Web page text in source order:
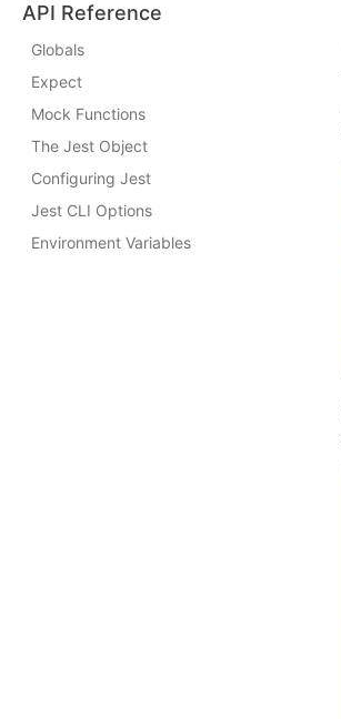
API Reference
Globals
Expect
Mock Functions
The Jest Object
Configuring Jest
Jest CLI Options
Environment Variables